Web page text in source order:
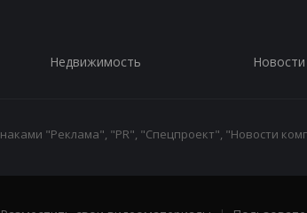
Недвижимость Новости
"Реклама", "PR", "Спецпроект", "Новости